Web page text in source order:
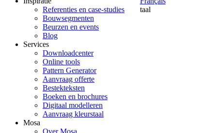
taal
Referenties en case-studies
Bouwsegmenten
Beurzen en events
Blog
Services
Downloadcenter
Online tools
Pattern Generator
Aanvraag offerte
Bestekteksten
Boeken en brochures
Digitaal modelleren
Aanvraag kleurstaal
Mosa
Over Mosa